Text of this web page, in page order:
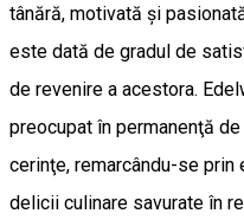
tânără, motivată şi
este dată de gradul de
de revenire a acestora.
preocupat în permanenţă
cerinţe, remarcându-se
delicii culinare savurate în